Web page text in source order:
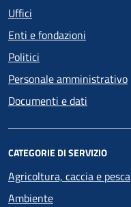
Uffici
Enti e fondazioni
Politici
Personale amministrativo
Documenti e dati
CATEGORIE DI SERVIZIO
Agricoltura, caccia e pesca
Ambiente